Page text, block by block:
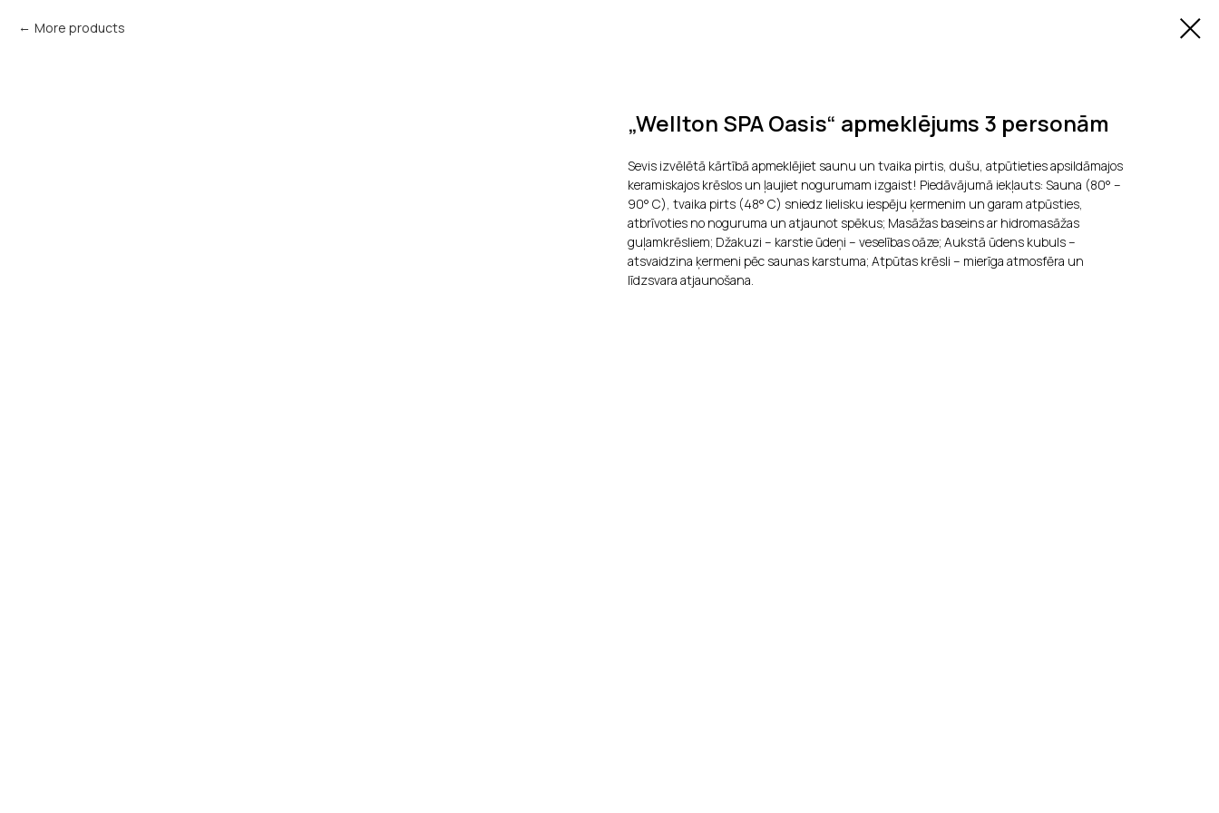
More products
„Wellton SPA Oasis“ apmeklējums 3 personām
Sevis izvēlētā kārtībā apmeklējiet saunu un tvaika pirtis, dušu, atpūtieties apsildāmajos
keramiskajos krēslos un ļaujiet nogurumam izgaist! Piedāvājumā iekļauts: Sauna (80° –
90° С), tvaika pirts (48° С) sniedz lielisku iespēju ķermenim un garam atpūsties,
atbrīvoties no noguruma un atjaunot spēkus; Masāžas baseins ar hidromasāžas
guļamkrēsliem; Džakuzi – karstie ūdeņi – veselības oāze; Aukstā ūdens kubuls –
atsvaidzina ķermeni pēc saunas karstuma; Atpūtas krēsli – mierīga atmosfēra un
līdzsvara atjaunošana.